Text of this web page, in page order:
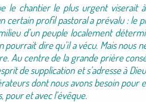
le chantier le plus urgent viserait
certain profil pastoral a prévalu :
d’un peuple localement
pourrait dire qu’il a vécu. Mais nous
Au centre de la grande prière
de supplication et s’adresse à
dont nous avons besoin pour
pour et avec l’évêque.